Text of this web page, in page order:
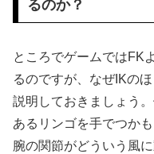
るのか？
ところでゲームではFK
るのですが、なぜIKの
説明しておきましょう
あるリンゴを手でつか
腕の関節がどういう風